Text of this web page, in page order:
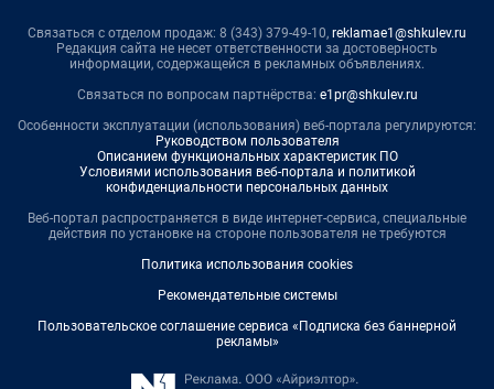
Связаться с отделом продаж: 8 (343) 379-49-10, reklamae1@shkulev.ru
Редакция сайта не несет ответственности за достоверность
информации, содержащейся в рекламных объявлениях.
Связаться по вопросам партнёрства: e1pr@shkulev.ru
Особенности эксплуатации (использования) веб-портала регулируются:
Руководством пользователя
Описанием функциональных характеристик ПО
Условиями использования веб-портала и политикой
конфиденциальности персональных данных
Веб-портал распространяется в виде интернет-сервиса, специальные
действия по установке на стороне пользователя не требуются
Политика использования cookies
Рекомендательные системы
Пользовательское соглашение сервиса «Подписка без баннерной
рекламы»